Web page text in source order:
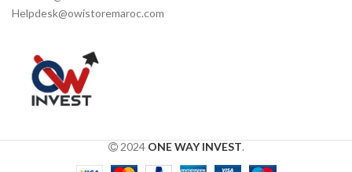
Helpdesk@owistoremaroc.com
2024 ONE WAY INVEST.